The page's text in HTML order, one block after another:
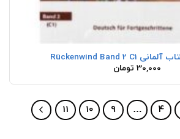
30,000 تومان
4
…
9
10
11